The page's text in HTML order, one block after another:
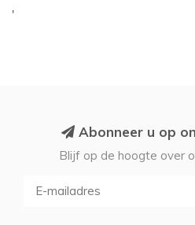
'
Abonneer u op
Blijf op de hoogte over